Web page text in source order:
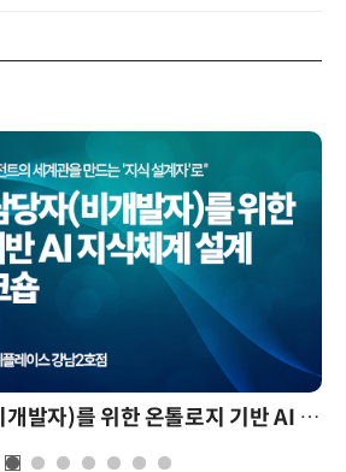
모든 업무 담당자(비개발자)를 위한 온톨로지 기반 AI 지식체계 설계 1-day 워크숍